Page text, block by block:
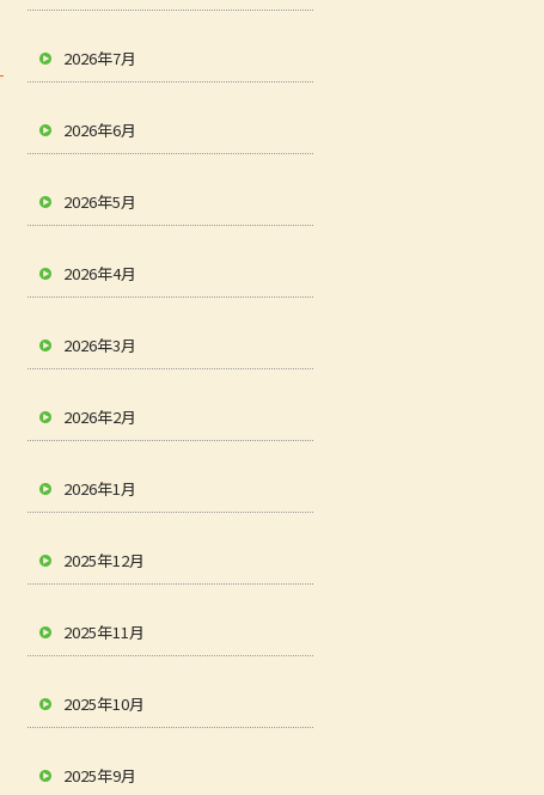
2026年7月
2026年6月
2026年5月
2026年4月
2026年3月
2026年2月
2026年1月
2025年12月
2025年11月
2025年10月
2025年9月